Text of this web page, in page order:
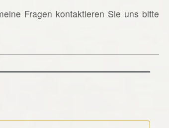
Fragen kontaktieren Sie uns bitte